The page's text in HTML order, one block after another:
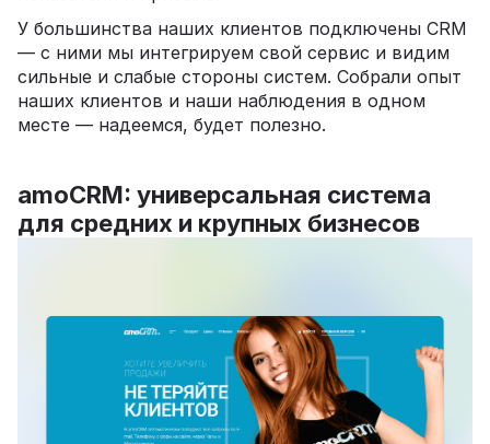
У большинства наших клиентов подключены CRM
— с ними мы интегрируем свой сервис и видим
сильные и слабые стороны систем. Собрали опыт
наших клиентов и наши наблюдения в одном
месте — надеемся, будет полезно.
amoCRM: универсальная система
для средних и крупных бизнесов